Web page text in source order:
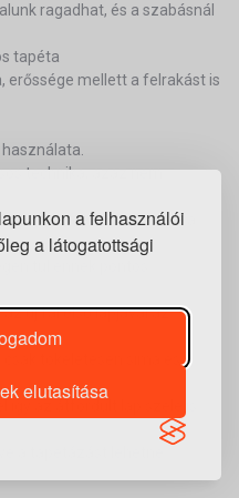
a felhasználói
a látogatottsági
elutasítása
ragadhat, és a szabásnál
tapéta
erőssége mellett a felrakást is
technika, azaz nem
majd szárazon a tapétát a
túl ennek pontos
új fal első lapjával az
tökéletesen sima és
így az átfordult lap széle is
a tapétázást lehetne